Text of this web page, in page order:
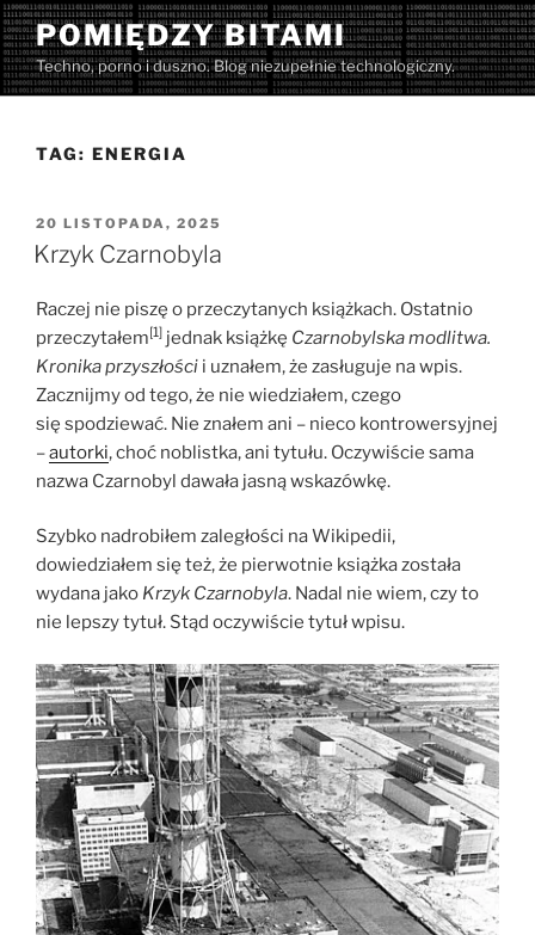
Przejdź
do
treści
POMIĘDZY BITAMI
Techno, porno i duszno. Blog niezupełnie technologiczny.
TAG: ENERGIA
OPUBLIKOWANE
W
20 LISTOPADA, 2025
Krzyk Czarnobyla
Raczej nie piszę o przeczytanych książkach. Ostatnio
przeczytałem[1] jednak książkę Czarnobylska modlitwa.
Kronika przyszłości i uznałem, że zasługuje na wpis.
Zacznijmy od tego, że nie wiedziałem, czego
się spodziewać. Nie znałem ani – nieco kontrowersyjnej
–autorki, choć noblistka, ani tytułu. Oczywiście sama
nazwa Czarnobyl dawała jasną wskazówkę.
Szybko nadrobiłem zaległości na Wikipedii,
dowiedziałem się też, że pierwotnie książka została
wydana jako Krzyk Czarnobyla. Nadal nie wiem, czy to
nie lepszy tytuł. Stąd oczywiście tytuł wpisu.